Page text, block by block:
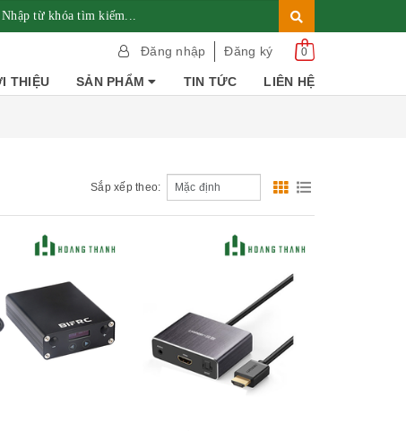
Đăng nhập Đăng ký 0
THIỆU SẢN PHẨM TIN TỨC LIÊN HỆ
Sắp xếp theo:
Xem nhanh